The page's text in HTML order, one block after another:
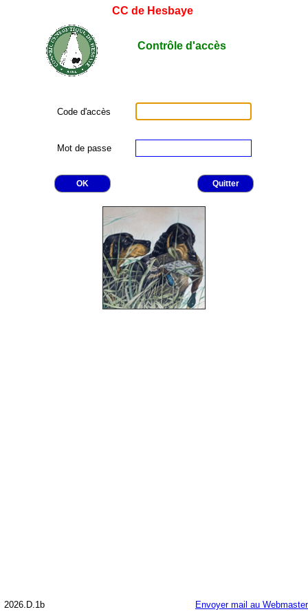
Contrôle d'accès
Code d'accès
Mot de passe
OK Quitter
2026.D.1b Envoyer mail au Webmaster
CC de Hesbaye